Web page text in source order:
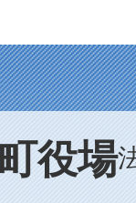
役場